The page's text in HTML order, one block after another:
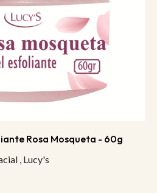
Rosa Mosqueta - 60g
, Lucy's